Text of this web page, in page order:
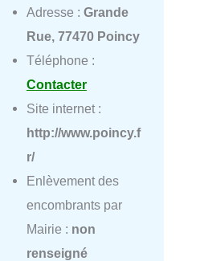
Adresse : Grande
Rue, 77470 Poincy
Téléphone :
Contacter
Site internet :
http://www.poincy.f
r/
Enlèvement des
encombrants par
Mairie : non
renseigné